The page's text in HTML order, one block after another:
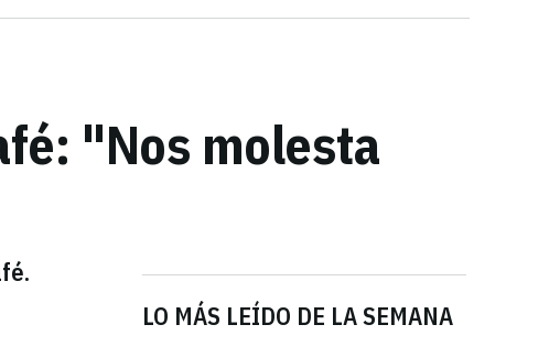
"Nos molesta
LO MÁS LEÍDO DE LA SEMANA